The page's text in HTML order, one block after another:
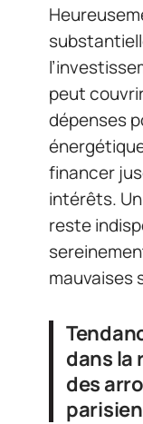
peut
dépenses
financer
intérêts.
reste
mauvaises
dans la
des